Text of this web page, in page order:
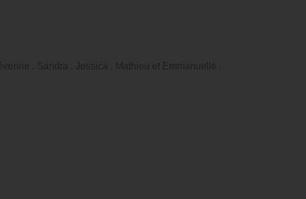
, Sandra , Jessica , Mathieu et Emmanuelle ,